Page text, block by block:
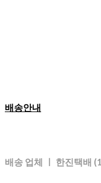
배송안내
배송 업체 ㅣ 한진택배